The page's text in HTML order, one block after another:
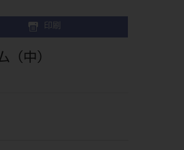
印刷
ム（中）